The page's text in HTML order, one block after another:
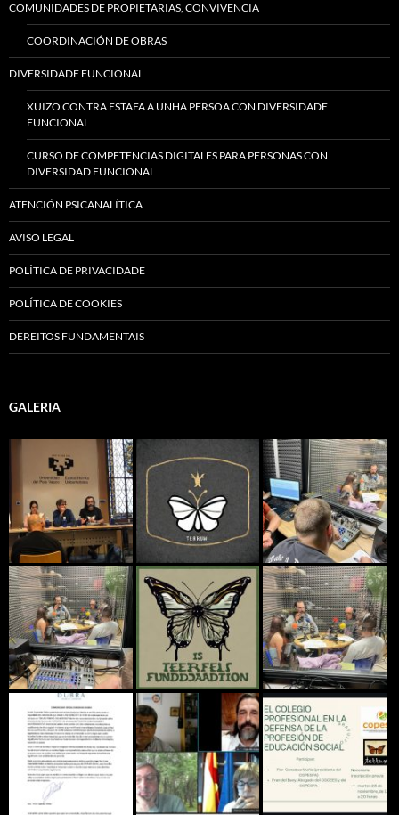
COMUNIDADES DE PROPIETARIAS, CONVIVENCIA
COORDINACIÓN DE OBRAS
DIVERSIDADE FUNCIONAL
XUIZO CONTRA ESTAFA A UNHA PERSOA CON DIVERSIDADE
FUNCIONAL
CURSO DE COMPETENCIAS DIGITALES PARA PERSONAS CON
DIVERSIDAD FUNCIONAL
ATENCIÓN PSICANALÍTICA
AVISO LEGAL
POLÍTICA DE PRIVACIDADE
POLÍTICA DE COOKIES
DEREITOS FUNDAMENTAIS
GALERIA